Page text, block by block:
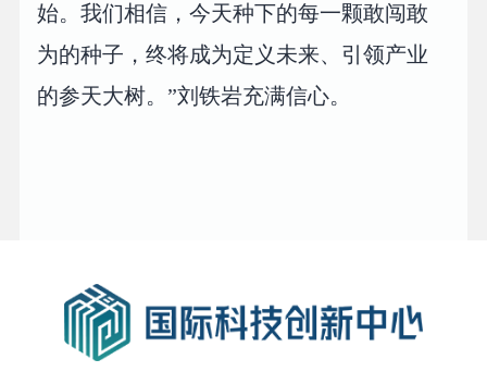
始。我们相信，今天种下的每一颗敢闯敢
为的种子，终将成为定义未来、引领产业
的参天大树。”刘铁岩充满信心。